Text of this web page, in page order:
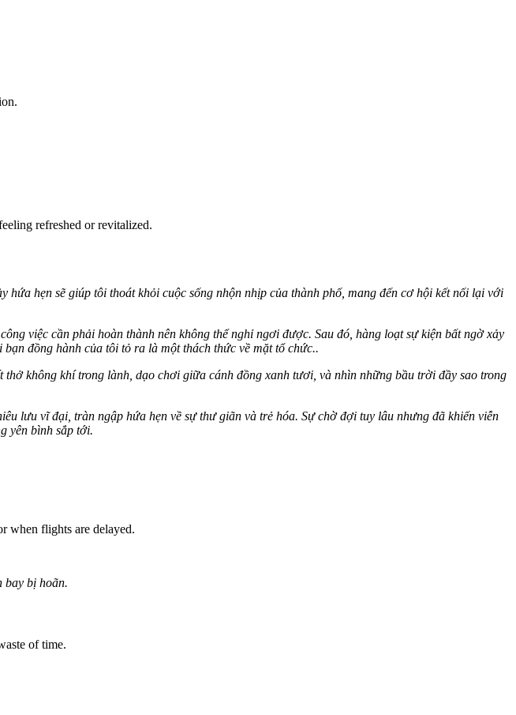
refreshed or revitalized.
hẹn sẽ giúp tôi thoát khỏi cuộc sống nhộn nhịp của thành phố, mang đến cơ hội kết nối lại với
việc cần phải hoàn thành nên không thể nghỉ ngơi được. Sau đó, hàng loạt sự kiện bất ngờ xảy
đồng hành của tôi tỏ ra là một thách thức về mặt tổ chức..
không khí trong lành, dạo chơi giữa cánh đồng xanh tươi, và nhìn những bầu trời đầy sao trong
lưu vĩ đại, tràn ngập hứa hẹn về sự thư giãn và trẻ hóa. Sự chờ đợi tuy lâu nhưng đã khiến viễn
yên bình sắp tới.
when flights are delayed.
bay bị hoãn.
of time.